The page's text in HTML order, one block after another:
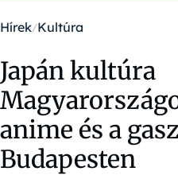
Hírek Kultúra
Japán kultúra
anime és a
Budapesten